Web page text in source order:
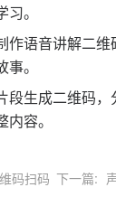
。
作语音讲解二
。
段生成二维码
容。
码扫码 下一篇: